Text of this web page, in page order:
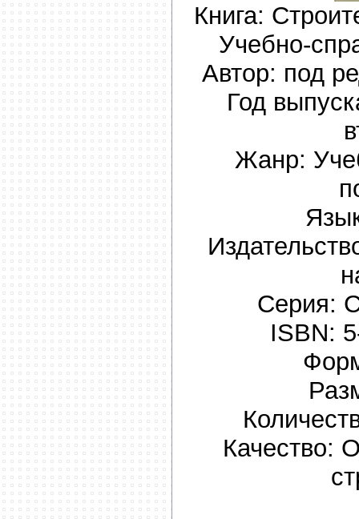
Книга:
Учебно-
Автор: под
Год
Жанр:
Серия:
ISBN:
Качество: